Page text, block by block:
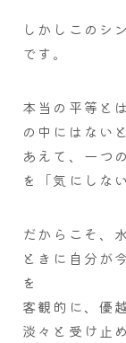
しかしこのシ
です。
本当の平等と
の中にはない
あえて、一つ
を「気にしな
だからこそ、
ときに自分が
を
客観的に、優
淡々と受け止